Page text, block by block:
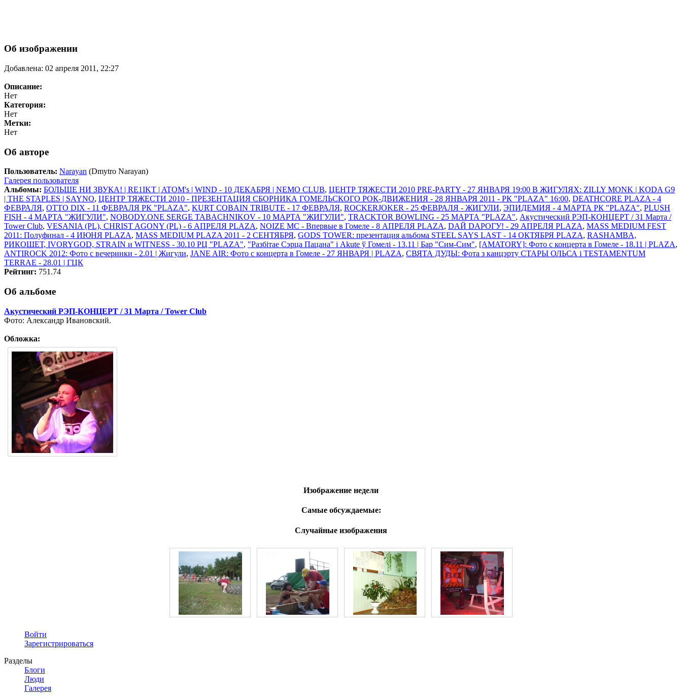
Об изображении
Добавлена: 02 апреля 2011, 22:27
Описание:
Нет
Категория:
Нет
Метки:
Нет
Об авторе
Пользователь: Narayan (Dmytro Narayan)
Галерея пользователя
Альбомы: БОЛЬШЕ НИ ЗВУКА! | RE1IKT | ATOM's | WIND - 10 ДЕКАБРЯ | NEMO CLUB, ЦЕНТР ТЯЖЕСТИ 2010 PRE-PARTY - 27 ЯНВАРЯ 19:00 В ЖИГУЛЯХ: ZILLY MONK | KODA G9
| THE STAPLES | SAYNO, ЦЕНТР ТЯЖЕСТИ 2010 - ПРЕЗЕНТАЦИЯ СБОРНИКА ГОМЕЛЬСКОГО РОК-ДВИЖЕНИЯ - 28 ЯНВАРЯ 2011 - РК "PLAZA" 16:00, DEATHCORE PLAZA - 4
ФЕВРАЛЯ, OTTO DIX - 11 ФЕВРАЛЯ РК "PLAZA", KURT COBAIN TRIBUTE - 17 ФЕВРАЛЯ, ROCKERJOKER - 25 ФЕВРАЛЯ - ЖИГУЛИ, ЭПИДЕМИЯ - 4 МАРТА РК "PLAZA", PLUSH
FISH - 4 МАРТА "ЖИГУЛИ", NOBODY.ONE SERGE TABACHNIKOV - 10 МАРТА "ЖИГУЛИ", TRACKTOR BOWLING - 25 МАРТА "PLAZA", Акустический РЭП-КОНЦЕРТ / 31 Марта /
Tower Club, VESANIA (PL), CHRIST AGONY (PL) - 6 АПРЕЛЯ PLAZA, NOIZE MC - Впервые в Гомеле - 8 АПРЕЛЯ PLAZA, DАЙ DАРОГУ! - 29 АПРЕЛЯ PLAZA, MASS MEDIUM FEST
2011: Полуфинал - 4 ИЮНЯ PLAZA, MASS MEDIUM PLAZA 2011 - 2 СЕНТЯБРЯ, GODS TOWER: презентация альбома STEEL SAYS LAST - 14 ОКТЯБРЯ PLAZA, RASHAMBA,
РИКОШЕТ, IVORYGOD, STRAIN и WITNESS - 30.10 РЦ "PLAZA", "Разбітае Сэрца Пацана" і Akute ў Гомелi - 13.11 | Бар "Сим-Сим", [AMATORY]: Фото с концерта в Гомеле - 18.11 | PLAZA,
ANTIROCK 2012: Фото с вечеринки - 2.01 | Жигули, JANE AIR: Фото с концерта в Гомеле - 27 ЯНВАРЯ | PLAZA, СВЯТА ДУДЫ: Фота з канцэрту СТАРЫ ОЛЬСА i TESTAMENTUM
TERRAE - 28.01 | ГЦК
Рейтинг: 751.74
Об альбоме
Акустический РЭП-КОНЦЕРТ / 31 Марта / Tower Club
Фото: Александр Ивановский.
Обложка:
Изображение недели
Самые обсуждаемые:
Случайные изображения
Войти
Зарегистрироваться
Разделы
Блоги
Люди
Галерея